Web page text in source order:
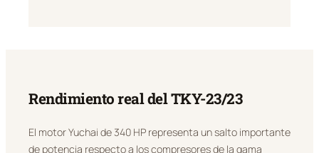
Rendimiento real del TKY-23/23
El motor Yuchai de 340 HP representa un salto importante
de potencia respecto a los compresores de la gama